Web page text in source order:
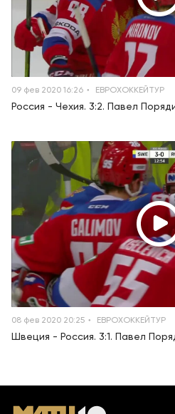
09 фев 2020 16:26 ЕВРОХОККЕЙТУР
Россия - Чехия. 3:2. Павел
08 фев 2020 20:25 ЕВРОХОККЕЙТУР
Швеция - Россия. 3:1. Павел